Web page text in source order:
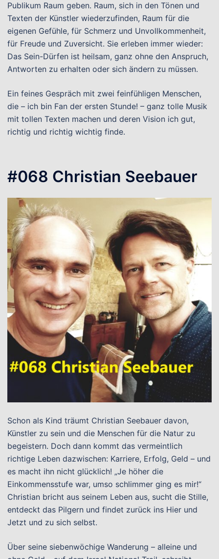
Publikum Raum geben. Raum, sich in den Tönen und
Texten der Künstler wiederzufinden, Raum für die
eigenen Gefühle, für Schmerz und Unvollkommenheit,
für Freude und Zuversicht. Sie erleben immer wieder:
Das Sein-Dürfen ist heilsam, ganz ohne den Anspruch,
Antworten zu erhalten oder sich ändern zu müssen.
Ein feines Gespräch mit zwei feinfühligen Menschen,
die – ich bin Fan der ersten Stunde! – ganz tolle Musik
mit tollen Texten machen und deren Vision ich gut,
richtig und richtig wichtig finde.
#068 Christian Seebauer
Schon als Kind träumt Christian Seebauer davon,
Künstler zu sein und die Menschen für die Natur zu
begeistern. Doch dann kommt das vermeintlich
richtige Leben dazwischen: Karriere, Erfolg, Geld – und
es macht ihn nicht glücklich! „Je höher die
Einkommensstufe war, umso schlimmer ging es mir!“
Christian bricht aus seinem Leben aus, sucht die Stille,
entdeckt das Pilgern und findet zurück ins Hier und
Jetzt und zu sich selbst.
Über seine siebenwöchige Wanderung – alleine und